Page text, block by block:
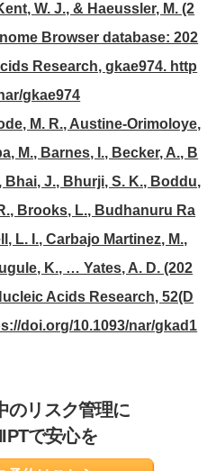
W. J., & Haeussler, M. (2
Browser database: 202
Research, gkae974. http
gkae974
M. R., Austine-Orimoloye,
M., Barnes, I., Becker, A., B
Bhai, J., Bhurji, S. K., Boddu,
Brooks, L., Budhanuru Ra
L. I., Carbajo Martinez, M.,
K., … Yates, A. D. (202
Acids Research, 52(D
doi.org/10.1093/nar/gkad1
のリスク管理に
で安心を